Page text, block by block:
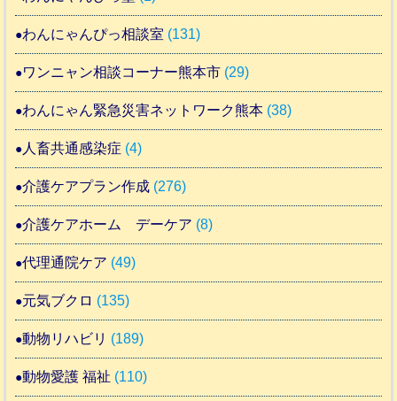
わんにゃんぴっ相談室 (131)
ワンニャン相談コーナー熊本市 (29)
わんにゃん緊急災害ネットワーク熊本 (38)
人畜共通感染症 (4)
介護ケアプラン作成 (276)
介護ケアホーム デーケア (8)
代理通院ケア (49)
元気ブクロ (135)
動物リハビリ (189)
動物愛護 福祉 (110)